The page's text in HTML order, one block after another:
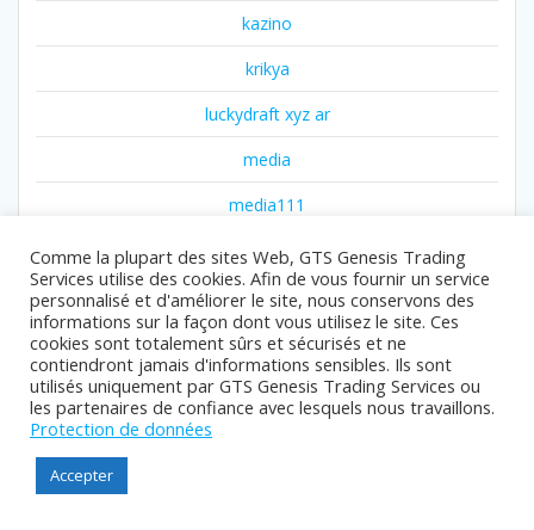
kazino
krikya
luckydraft xyz ar
media
media111
media22
news
news011
news06
Comme la plupart des sites Web, GTS Genesis Trading
Services utilise des cookies. Afin de vous fournir un service
personnalisé et d'améliorer le site, nous conservons des
informations sur la façon dont vous utilisez le site. Ces
cookies sont totalement sûrs et sécurisés et ne
contiendront jamais d'informations sensibles. Ils sont
utilisés uniquement par GTS Genesis Trading Services ou
les partenaires de confiance avec lesquels nous travaillons.
Protection de données
Accepter